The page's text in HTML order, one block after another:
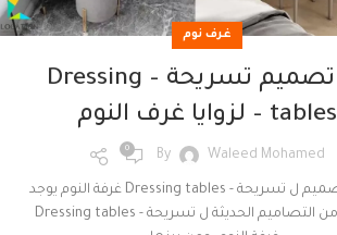
غرف نوم
20 تصميم تسريحة – Dressing
tables – لزوايا غرف النوم
By Waleed Mohamed
0
أحدث تصميم ل تسريحة - Dressing tables غرفة النوم يوجد
العديد من التصاميم الحديثة ل تسريحة - Dressing tables